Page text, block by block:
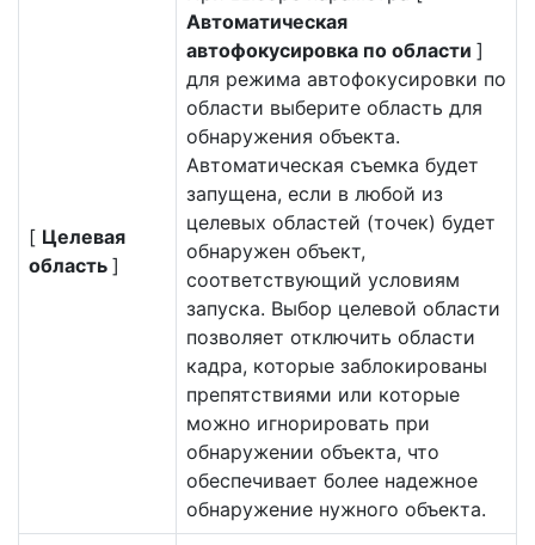
[ Целевая
область ]
Автоматическая
автофокусировка по области ]
для режима автофокусировки по
области выберите область для
обнаружения объекта.
Автоматическая съемка будет
запущена, если в любой из
целевых областей (точек) будет
обнаружен объект,
соответствующий условиям
запуска. Выбор целевой области
позволяет отключить области
кадра, которые заблокированы
препятствиями или которые
можно игнорировать при
обнаружении объекта, что
обеспечивает более надежное
обнаружение нужного объекта.